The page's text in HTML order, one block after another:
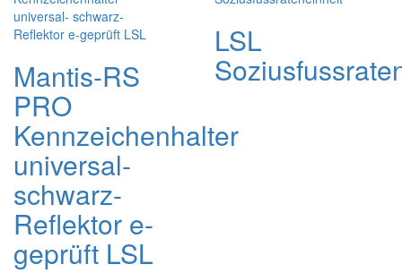
Mantis-RS
PRO
Kennzeichenhalter
universal-
schwarz-
Reflektor e-
geprüft LSL
LSL